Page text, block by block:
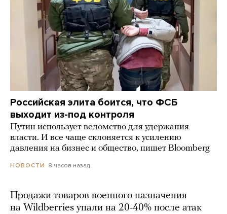
Российская элита боится, что ФСБ
выходит из-под контроля
Путин использует ведомство для удержания
власти. И все чаще склоняется к усилению
давления на бизнес и общество, пишет Bloomberg
НОВОСТИ 8 часов назад
Продажи товаров военного назначения
на Wildberries упали на 20-40% после атак